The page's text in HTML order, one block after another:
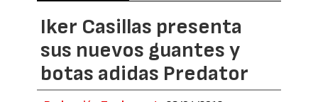
Iker Casillas presenta
sus nuevos guantes y
botas adidas Predator